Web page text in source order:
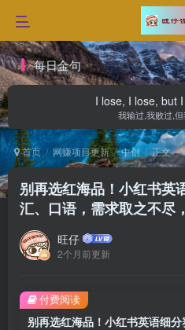
每日金句
I lose, I lose, but
我输过,我败过,
首页 网赚项目更新 中创 正文
别再选红海品！小红书英
汇、口语，需求取之不尽
旺仔
2个月前更新
付费阅读